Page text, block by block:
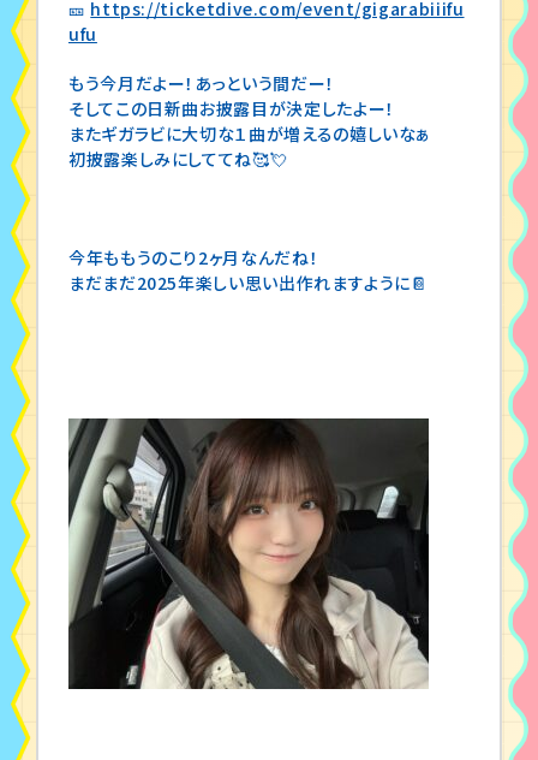
🎫 https://ticketdive.com/event/gigarabiiifu
ufu
もう今月だよー！あっという間だー！
そしてこの日新曲お披露目が決定したよー！
またギガラビに大切な１曲が増えるの嬉しいなぁ
初披露楽しみにしててね🥰💘
今年ももうのこり2ヶ月なんだね！
まだまだ2025年楽しい思い出作れますように📔